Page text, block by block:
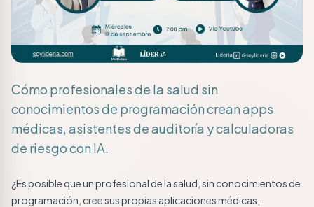
Cómo profesionales de la salud sin
conocimientos de programación crean apps
médicas, asistentes de auditoría y calculadoras
de riesgo con IA.
¿Es posible que un profesional de la salud, sin conocimientos de
programación, cree sus propias aplicaciones médicas,